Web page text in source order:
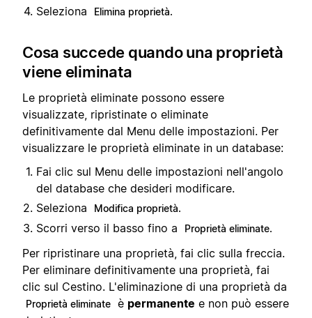
Seleziona
Elimina proprietà.
Cosa succede quando una proprietà
viene eliminata
Le proprietà eliminate possono essere
visualizzate, ripristinate o eliminate
definitivamente dal Menu delle impostazioni. Per
visualizzare le proprietà eliminate in un database:
Fai clic sul Menu delle impostazioni nell'angolo
del database che desideri modificare.
Seleziona
Modifica proprietà.
Scorri verso il basso fino a Proprietà eliminate.
Per ripristinare una proprietà, fai clic sulla freccia.
Per eliminare definitivamente una proprietà, fai
clic sul Cestino. L'eliminazione di una proprietà da
Proprietà eliminate è permanente e non può essere